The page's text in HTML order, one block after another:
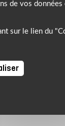
de vos données
sur le lien du